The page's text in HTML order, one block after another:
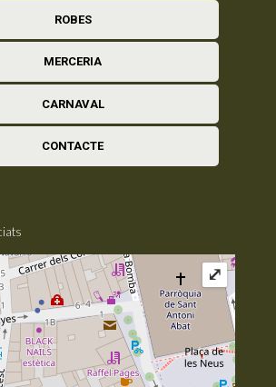
ROBES
MERCERIA
CARNAVAL
CONTACTE
⤢